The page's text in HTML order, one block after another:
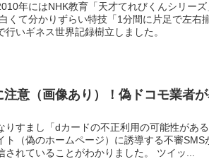
年にはNHK教育「天才てれびくんシリー
くて分かりずらい特技「1分間に片足で左右
いギネス世界記録樹立しました。
注意（画像あり）！偽ドコモ業者
りすまし「dカードの不正利用の可能性があ
ト（偽のホームページ）に誘導する不審
されていることがわかりました。 ツイッ...